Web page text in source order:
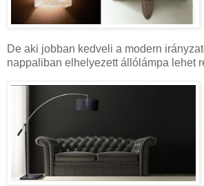
De aki jobban kedveli a modern
nappaliban elhelyezett állólámpa lehet